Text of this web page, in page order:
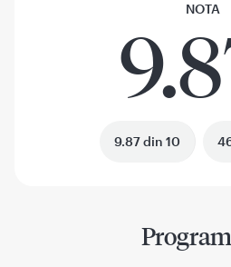
NOTA
9.87 din 10